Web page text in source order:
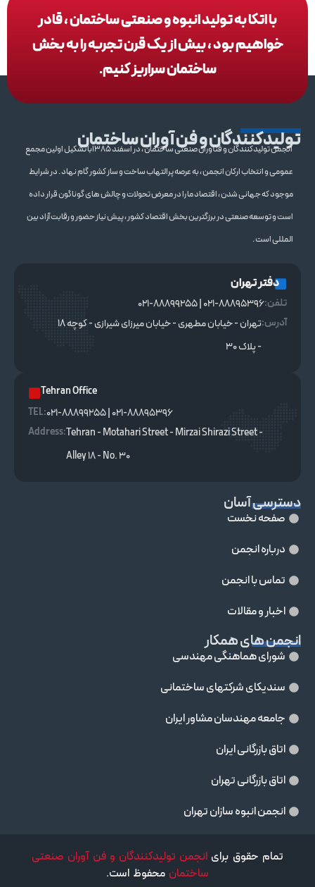
با اتکا به تولید انبوه و صنعتی ساختمان ، قادر
خواهیم بود ، بیش از یک قرن تجربه را به بخش
ساختمان سراریز کنیم.
تولیدکنندگان و فن آوران ساختمانانجمن تولیدکنندگان و فنآوران صنعتی ساختمان ، در اسفند 1385با تشکیل اولین مجمع
عمومی و انتخاب ارکان انجمن ، به عرصه پرالتهاب ساخت و ساز کشور گام نهاد . در شرایط
موجود که جهانی شدن ، اقتصاد ما را در معرض تحولات و چالش های گوناگون قرار داده
است و توسعه صنعتی در برزگترین بخش اقتصاد کشور ، پیش نیاز حضور و رقابت آزاد بین
المللی است .
دفتر تهران
تلفن:021-88895396 | 021-88899255
آدرس:
تهران - خیابان مطهری - خیابان میرزای شیرازی - کوچه ۱۸
- پلاک ۳۰
Tehran Office
TEL :
021-88895396 | 021-88899255
Address:Tehran - Motahari Street - Mirzai Shirazi Street -
Alley 18 - No. 30
دسترسی آسان
صفحه نخست
درباره انجمن
تماس با انجمن
اخبار و مقالات
انجمن های همکار
شورای هماهنگی مهندسی
سندیکای شرکتهای ساختمانی
جامعه مهندسان مشاور ايران
اتاق بازرگانی ایران
اتاق بازرگانی تهران
انجمن انبوه سازان تهران
تمام حقوق برای انجمن تولیدکنندگان و فن آوران صنعتی
ساختمان محفوظ است.